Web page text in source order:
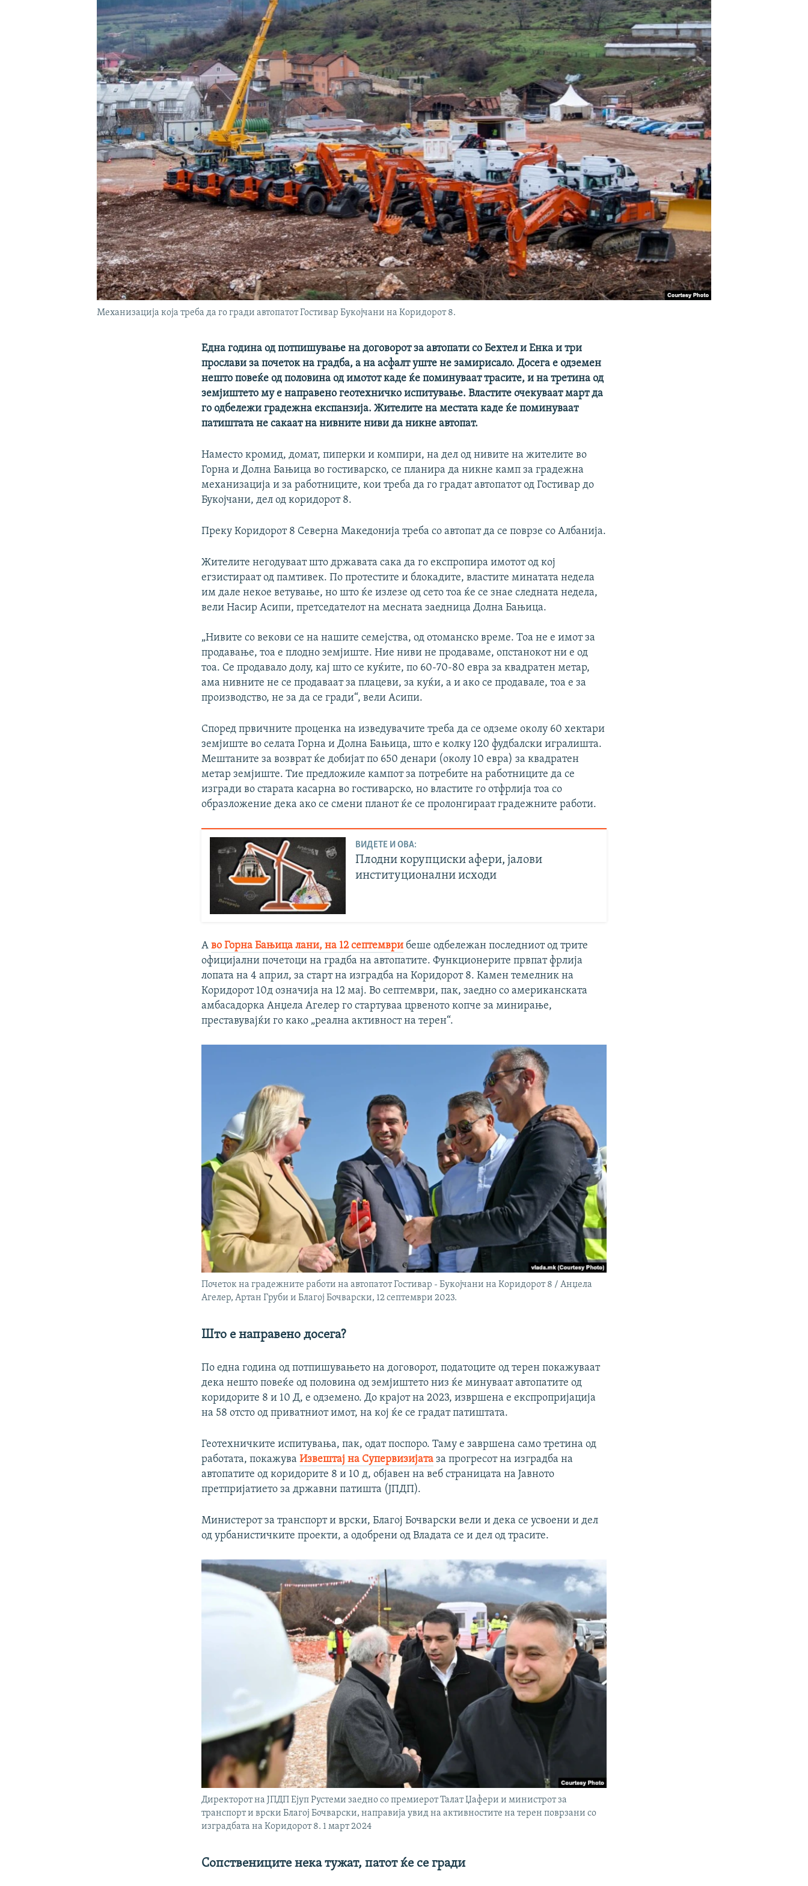
Механизација која треба да го гради автопатот Гостивар Букојчани на Коридорот 8.
Една година од потпишување на договорот за автопати со Бехтел и Енка и три
прослави за почеток на градба, а на асфалт уште не замирисало. Досега е одземен
нешто повеќе од половина од имотот каде ќе поминуваат трасите, и на третина од
земјиштето му е направено геотехничко испитување. Властите очекуваат март да
го одбележи градежна експанзија. Жителите на местата каде ќе поминуваат
патиштата не сакаат на нивните ниви да никне автопат.
Наместо кромид, домат, пиперки и компири, на дел од нивите на жителите во
Горна и Долна Бањица во гостиварско, се планира да никне камп за градежна
механизација и за работниците, кои треба да го градат автопатот од Гостивар до
Букојчани, дел од коридорот 8.
Преку Коридорот 8 Северна Македонија треба со автопат да се поврзе со Албанија.
Жителите негодуваат што државата сака да го експропира имотот од кој
егзистираат од памтивек. По протестите и блокадите, властите минатата недела
им дале некое ветување, но што ќе излезе од сето тоа ќе се знае следната недела,
вели Насир Асипи, претседателот на месната заедница Долна Бањица.
„Нивите со векови се на нашите семејства, од отоманско време. Тоа не е имот за
продавање, тоа е плодно земјиште. Ние ниви не продаваме, опстанокот ни е од
тоа. Се продавало долу, кај што се куќите, по 60-70-80 евра за квадратен метар,
ама нивните не се продаваат за плацеви, за куќи, а и ако се продавале, тоа е за
производство, не за да се гради“, вели Асипи.
Според првичните проценка на изведувачите треба да се одземе околу 60 хектари
земјиште во селата Горна и Долна Бањица, што е колку 120 фудбалски игралишта.
Мештаните за возврат ќе добијат по 650 денари (околу 10 евра) за квадратен
метар земјиште. Тие предложиле кампот за потребите на работниците да се
изгради во старата касарна во гостиварско, но властите го отфрлија тоа со
образложение дека ако се смени планот ќе се пролонгираат градежните работи.
ВИДЕТЕ И ОВА:
Плодни корупциски афери, јалови
институционални исходи
Аво Горна Бањица лани, на 12 септември беше одбележан последниот од трите
официјални почетоци на градба на автопатите. Функционерите првпат фрлија
лопата на 4 април, за старт на изградба на Коридорот 8. Камен темелник на
Коридорот 10д означија на 12 мај. Во септември, пак, заедно со американската
амбасадорка Анџела Агелер го стартуваа црвеното копче за минирање,
преставувајќи го како „реална активност на терен“.
Почеток на градежните работи на автопатот Гостивар - Букојчани на Коридорот 8 / Анџела
Агелер, Артан Груби и Благој Бочварски, 12 септември 2023.
Што е направено досега?
По една година од потпишувањето на договорот, податоците од терен покажуваат
дека нешто повеќе од половина од земјиштето низ ќе минуваат автопатите од
коридорите 8 и 10 Д, е одземено. До крајот на 2023, извршена е експропријација
на 58 отсто од приватниот имот, на кој ќе се градат патиштата.
Геотехничките испитувања, пак, одат поспоро. Таму е завршена само третина од
работата, покажуваИзвештај на Супервизијата за прогресот на изградба на
автопатите од коридорите 8 и 10 д, објавен на веб страницата на Јавното
претпријатието за државни патишта (ЈПДП).
Министерот за транспорт и врски, Благој Бочварски вели и дека се усвоени и дел
од урбанистичките проекти, а одобрени од Владата се и дел од трасите.
Директорот на JПДП Ејуп Рустеми заедно со премиерот Талат Џафери и министрот за
транспорт и врски Благој Бочварски, направија увид на активностите на терен поврзани со
изградбата на Коридорот 8. 1 март 2024
Сопствениците нека тужат, патот ќе се гради